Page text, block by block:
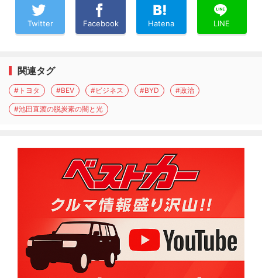
Twitter Facebook Hatena LINE
関連タグ
#トヨタ #BEV #ビジネス #BYD #政治
#池田直渡の脱炭素の闇と光